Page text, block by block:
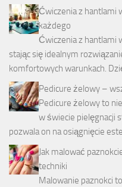
Ćwiczenia z hantlami
każdego
Ćwiczenia z hantlami
stając się idealnym
komfortowych warunkach.
Pedicure żelowy –
Pedicure żelowy to
w świecie pielęgnacji
pozwala on na osiągnięcie
Jak malować
techniki
Malowanie paznokci